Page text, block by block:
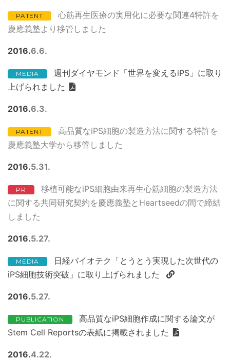
PATENT
心筋再生医療の実用化に必要な関連4特許を
慶應義塾より移管しました
2016 6 6
MEDIA
週刊ダイヤモンド「世界を変えるiPS」に取り
上げられました
2016 6 3
PATENT
高品質なiPS細胞の製造方法に関する特許を
慶應義塾大学から移管しました
2016 5 31
PR
移植可能なiPS細胞由来再生心筋細胞の製造方法
に関する共同研究契約を慶應義塾とHeartseedの間で締結
しました
2016 5 27
MEDIA
日経バイオテク「とうとう実現した次世代の
iPS細胞技術突破」に取り上げられました
2016 5 27
PUBLICATION
高品質なiPS細胞作成に関する論文が
Stem Cell Reportsの表紙に掲載されました
2016 4 22